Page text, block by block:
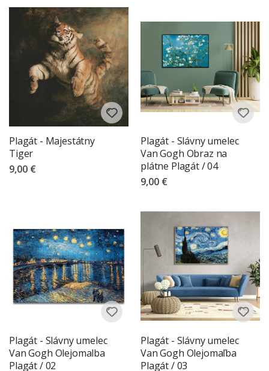
Plagát - Majestátny
Tiger
9,00 €
Plagát - Slávny umelec
Van Gogh Obraz na
plátne Plagát / 04
9,00 €
Plagát - Slávny umelec
Van Gogh Olejomalba
Plagát / 02
Plagát - Slávny umelec
Van Gogh Olejomaľba
Plagát / 03